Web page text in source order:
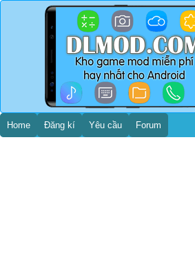
Home Đăng kí Yêu cầu Forum